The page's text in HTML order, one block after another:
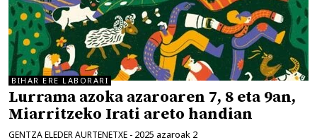
BIHAR ERE LABORARI
Lurrama azoka azaroaren 7, 8 eta 9an,
Miarritzeko Irati areto handian
GENTZA ELEDER AURTENETXE - 2025 azaroak 2